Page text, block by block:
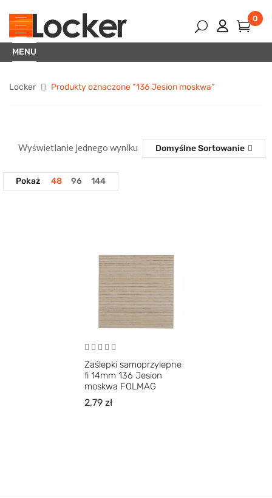
0
MENU
Locker Produkty oznaczone “136 Jesion moskwa”
Wyświetlanie jednego wyniku Domyślne Sortowanie
Pokaż 48 96 144
Zaślepki samoprzylepne
fi 14mm 136 Jesion
moskwa FOLMAG
2,79zł